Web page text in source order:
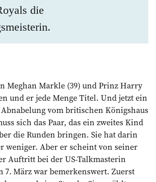
die
Meghan Markle (39) und Prinz Harry
und er jede Menge Titel. Und jetzt ein
vom britischen Königshaus
sich das Paar, das ein zweites Kind
die Runden bringen. Sie hat darin
weniger. Aber er scheint von seiner
Auftritt bei der US-Talkmasterin
7. März war bemerkenswert. Zuerst